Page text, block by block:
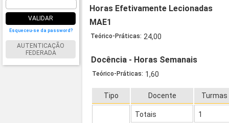
VALIDAR
Esqueceu-se da password?
AUTENTICAÇÃO
FEDERADA
Horas Efetivamente Lecionadas
MAE1
Teórico-Práticas: 24,00
Docência - Horas Semanais
Teórico-Práticas: 1,60
Tipo Docente Turmas
Totais 1